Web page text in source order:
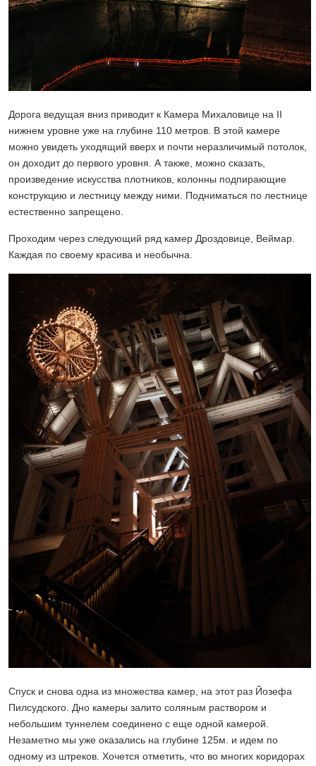
Дорога ведущая вниз приводит к Камера Михаловице на II
нижнем уровне уже на глубине 110 метров. В этой камере
можно увидеть уходящий вверх и почти неразличимый потолок,
он доходит до первого уровня. А также, можно сказать,
произведение искусства плотников, колонны подпирающие
конструкцию и лестницу между ними. Подниматься по лестнице
естественно запрещено.
Проходим через следующий ряд камер Дроздовице, Веймар.
Каждая по своему красива и необычна.
Спуск и снова одна из множества камер, на этот раз Йозефа
Пилсудского. Дно камеры залито соляным раствором и
небольшим туннелем соединено с еще одной камерой.
Незаметно мы уже оказались на глубине 125м. и идем по
одному из штреков. Хочется отметить, что во многих коридорах